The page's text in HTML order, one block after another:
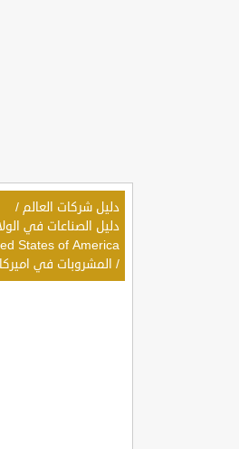
دليل شركات العالم /
States of America
/ المشروبات في اميركا